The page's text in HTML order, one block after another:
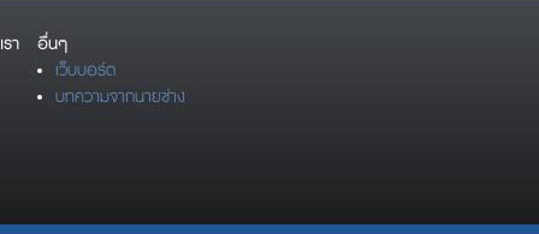
า
อื่นๆ
เว็บบอร์ด
บทความจากนายช่าง